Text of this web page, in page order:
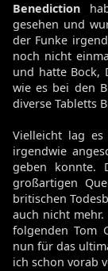
Benediction
gesehen und
der Funke
noch nicht
und hatte Bock,
wie es bei den
diverse Tabletts
Vielleicht lag
irgendwie
geben konnte.
großartigen
britischen
auch nicht mehr.
folgenden Tom
nun für das
ich schon vorab